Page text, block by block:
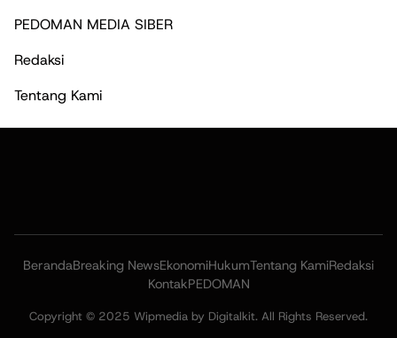
PEDOMAN MEDIA SIBER
Redaksi
Tentang Kami
BerandaBreaking NewsEkonomiHukumTentang KamiRedaksi
KontakPEDOMAN
Copyright © 2025 Wipmedia by Digitalkit. All Rights Reserved.